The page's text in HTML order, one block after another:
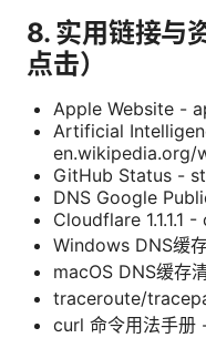
8. 实用链接与
点击）
Apple Website -
Artificial
GitHub Status -
DNS Google
Cloudflare 1.1.1.1
Windows DNS缓
macOS DNS缓存
traceroute/
curl 命令用法手